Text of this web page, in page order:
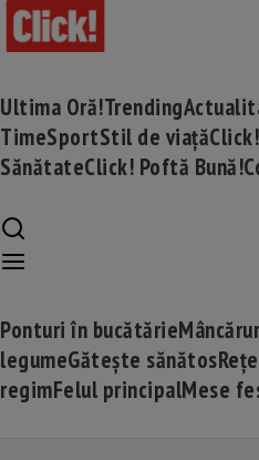
Ultima Oră!Trending
TimeSportStil de viață
SănătateClick! Poftă Bună!
Ponturi în bucătărie
legumeGătește sănătos
regimFelul principalMese